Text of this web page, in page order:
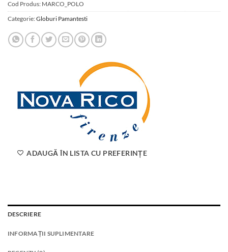
Cod Produs: MARCO_POLO
Categorie:Globuri Pamantesti
ADAUGĂ ÎN LISTA CU PREFERINȚE
DESCRIERE
INFORMAȚII SUPLIMENTARE